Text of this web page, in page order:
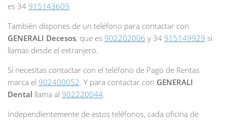
es 34 915143609.
También dispones de un teléfono para contactar con
GENERALI Decesos, que es 902202006 y 34 915149929 si
llamas desde el extranjero.
Si necesitas contactar con el teléfono de Pago de Rentas
marca el 902400052. Y para contactar con GENERALI
Dental llama al 902220044.
Independientemente de estos teléfonos, cada oficina de